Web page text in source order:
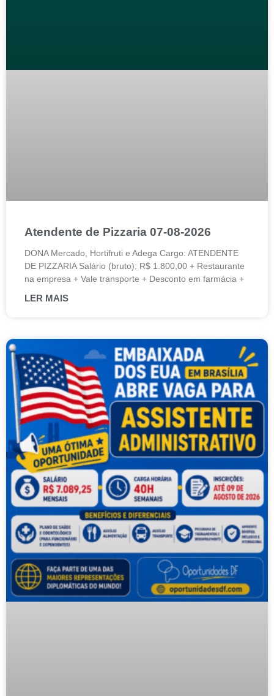
Atendente de Pizzaria 07-08-2026
DONA Mercado, Hortifruti e Adega Cargo: ATENDENTE
DE PIZZARIA Salário (bruto): R$ 1.800,00 + Restaurante
na empresa + Vale transporte + Desconto em farmácia +
LER MAIS